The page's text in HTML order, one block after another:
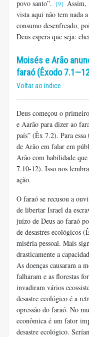
povo santo”. [9] Assim,
vista aqui não tem nada
consumo desenfreado,
Deus espera que seja:
Moisés e Arão
faraó (Êxodo
Voltar ao índice
Deus começou o
e Aarão para dizer ao
país” (Êx 7.2). Para
de Arão em falar em
Arão com habilidade
7.10-12). Isso nos
ação.
O faraó se recusou a
de libertar Israel da
juízo de Deus ao faraó
de desastres ecológicos
miséria pessoal. Mais
drasticamente a
As doenças causaram a
falharam e as florestas
invadiram vários
desastre ecológico é a
opressão do faraó. No
econômica é um fator
desastre ecológico.